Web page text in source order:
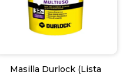
Masilla Durlock (Lista